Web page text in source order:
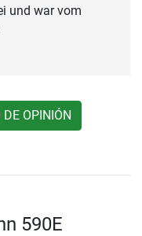
und war vom
OPINIÓN
590E